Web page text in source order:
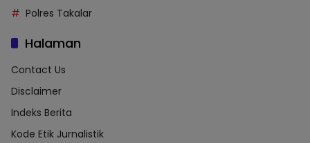
Polres Takalar
Halaman
Contact Us
Disclaimer
Indeks Berita
Kode Etik Jurnalistik